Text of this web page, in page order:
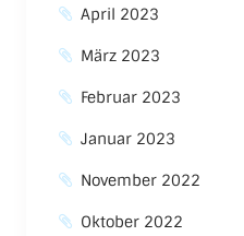
April 2023
März 2023
Februar 2023
Januar 2023
November 2022
Oktober 2022